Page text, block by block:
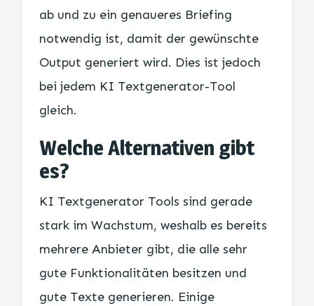
ab und zu ein genaueres Briefing
notwendig ist, damit der gewünschte
Output generiert wird. Dies ist jedoch
bei jedem KI Textgenerator-Tool
gleich.
Welche Alternativen gibt
es?
KI Textgenerator Tools sind gerade
stark im Wachstum, weshalb es bereits
mehrere Anbieter gibt, die alle sehr
gute Funktionalitäten besitzen und
gute Texte generieren. Einige